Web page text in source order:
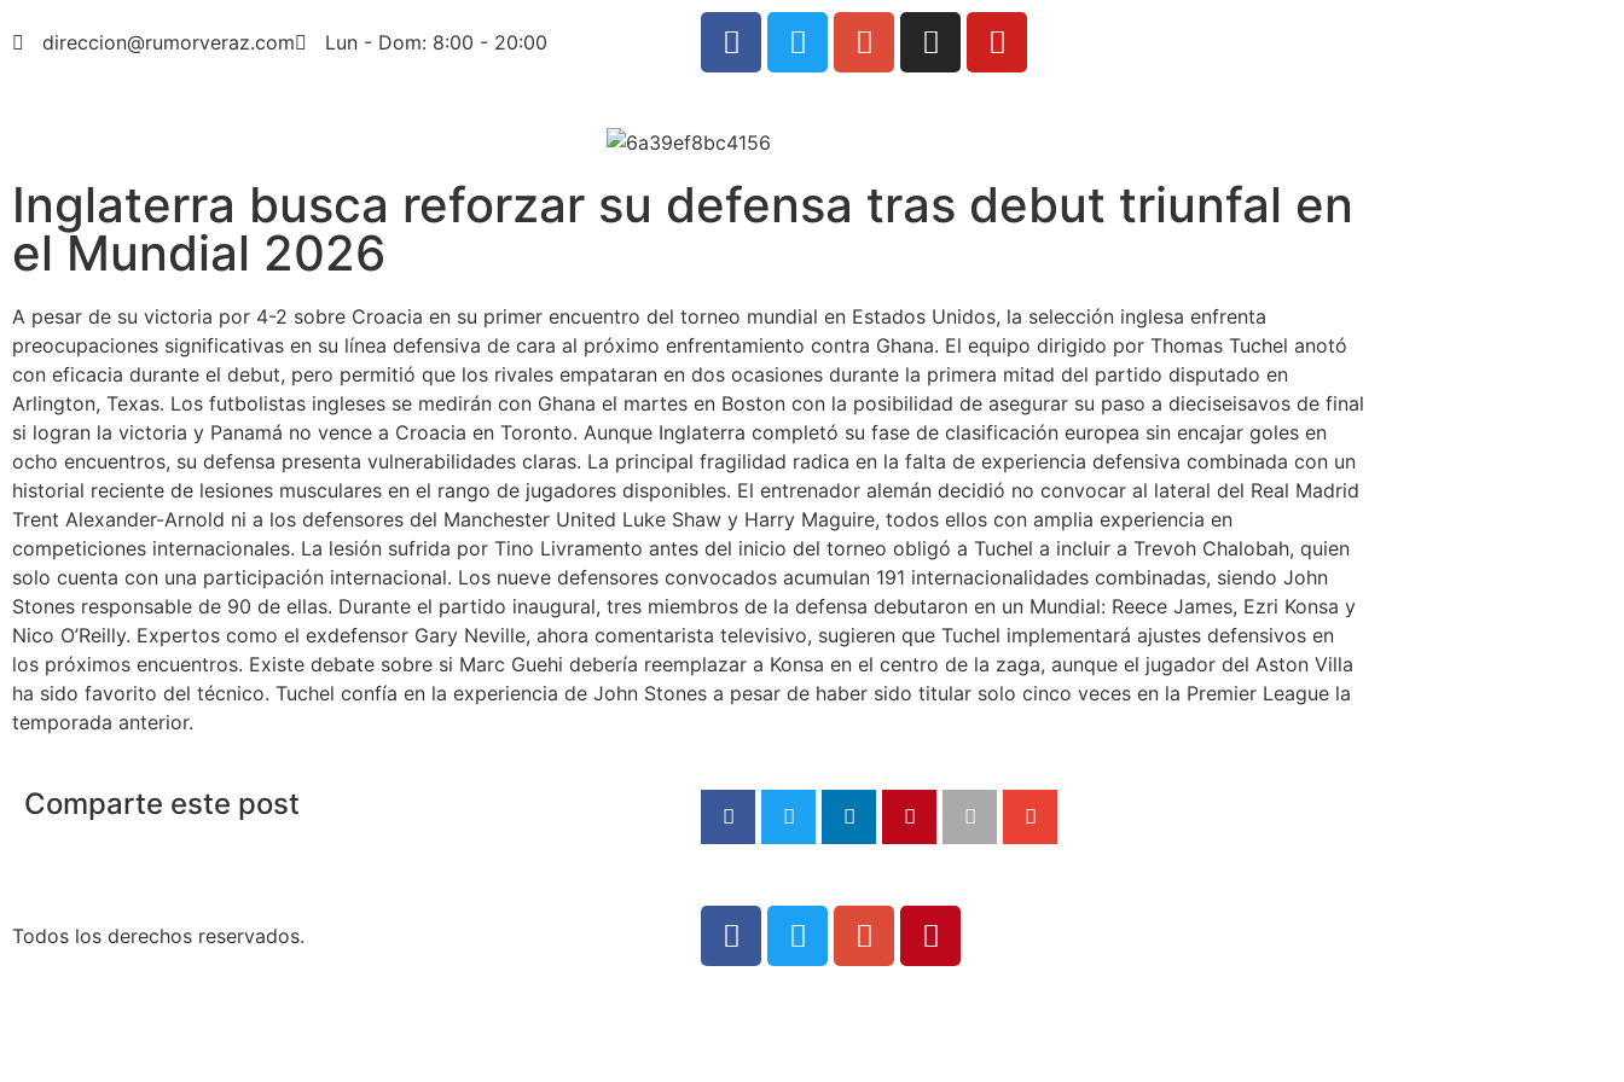
direccion@rumorveraz.com Lun - Dom: 8:00 - 20:00
Inglaterra busca reforzar su defensa tras debut triunfal en
el Mundial 2026
A pesar de su victoria por 4-2 sobre Croacia en su primer encuentro del torneo mundial en Estados Unidos, la selección inglesa enfrenta
preocupaciones significativas en su línea defensiva de cara al próximo enfrentamiento contra Ghana. El equipo dirigido por Thomas Tuchel anotó
con eficacia durante el debut, pero permitió que los rivales empataran en dos ocasiones durante la primera mitad del partido disputado en
Arlington, Texas. Los futbolistas ingleses se medirán con Ghana el martes en Boston con la posibilidad de asegurar su paso a dieciseisavos de final
si logran la victoria y Panamá no vence a Croacia en Toronto. Aunque Inglaterra completó su fase de clasificación europea sin encajar goles en
ocho encuentros, su defensa presenta vulnerabilidades claras. La principal fragilidad radica en la falta de experiencia defensiva combinada con un
historial reciente de lesiones musculares en el rango de jugadores disponibles. El entrenador alemán decidió no convocar al lateral del Real Madrid
Trent Alexander-Arnold ni a los defensores del Manchester United Luke Shaw y Harry Maguire, todos ellos con amplia experiencia en
competiciones internacionales. La lesión sufrida por Tino Livramento antes del inicio del torneo obligó a Tuchel a incluir a Trevoh Chalobah, quien
solo cuenta con una participación internacional. Los nueve defensores convocados acumulan 191 internacionalidades combinadas, siendo John
Stones responsable de 90 de ellas. Durante el partido inaugural, tres miembros de la defensa debutaron en un Mundial: Reece James, Ezri Konsa y
Nico O’Reilly. Expertos como el exdefensor Gary Neville, ahora comentarista televisivo, sugieren que Tuchel implementará ajustes defensivos en
los próximos encuentros. Existe debate sobre si Marc Guehi debería reemplazar a Konsa en el centro de la zaga, aunque el jugador del Aston Villa
ha sido favorito del técnico. Tuchel confía en la experiencia de John Stones a pesar de haber sido titular solo cinco veces en la Premier League la
temporada anterior.
Comparte este post
Todos los derechos reservados.